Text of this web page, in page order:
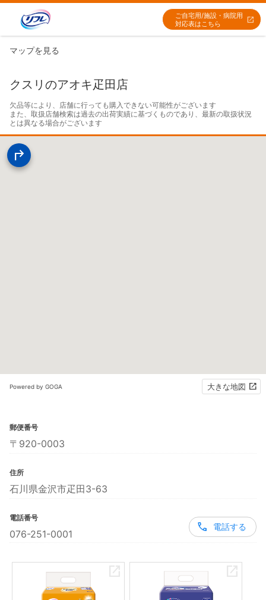
ご自宅用/施設・病院用
対応表はこちら
マップを見る
クスリのアオキ疋田店
欠品等により、店舗に行っても購入できない可能性がございます
また、取扱店舗検索は過去の出荷実績に基づくものであり、最新の取扱状況
とは異なる場合がございます
Powered by GOGA 大きな地図
郵便番号
〒920-0003
住所
石川県金沢市疋田3-63
電話番号
076-251-0001
電話する